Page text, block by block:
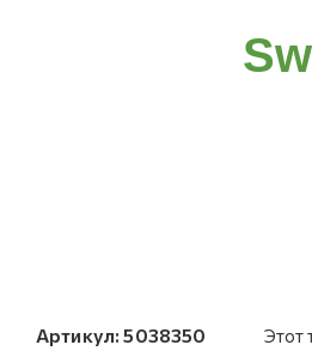
Артикул: 5038350 Этот